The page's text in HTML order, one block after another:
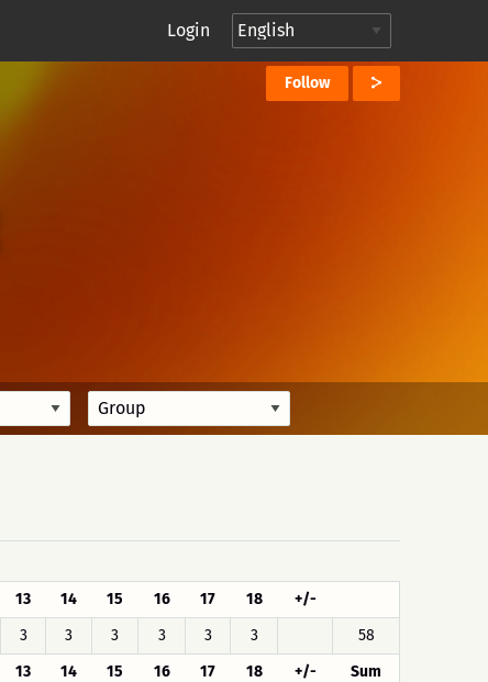
Login
Follow
13 14 15 16 17 18
+/-
3 3 3 3 3 3
58
13 14 15 16 17 18 +/-
Sum